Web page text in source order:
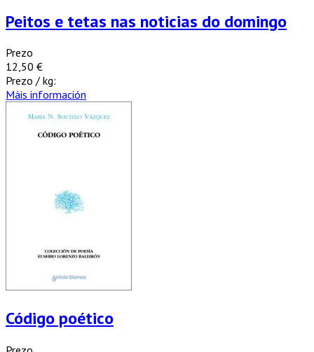
Peitos e tetas nas noticias do domingo
Prezo
12,50 €
Prezo / kg:
Máis información
Código poético